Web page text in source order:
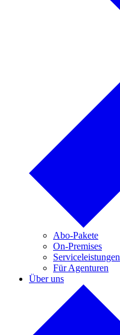
Abo-Pakete
On-Premises
Serviceleistungen
Für Agenturen
Über uns